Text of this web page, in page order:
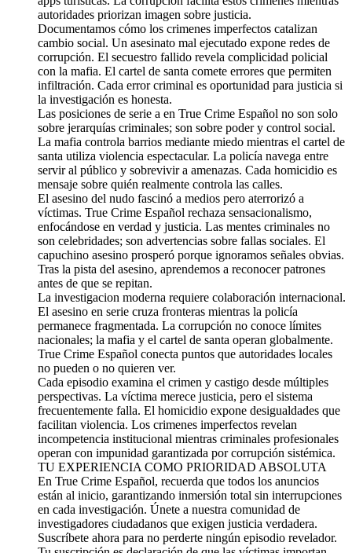
autoridades priorizan imagen sobre justicia.
Documentamos cómo los crimenes imperfectos catalizan
cambio social. Un asesinato mal ejecutado expone redes de
corrupción. El secuestro fallido revela complicidad policial
con la mafia. El cartel de santa comete errores que permiten
infiltración. Cada error criminal es oportunidad para justicia si
la investigación es honesta.
Las posiciones de serie a en True Crime Español no son solo
sobre jerarquías criminales; son sobre poder y control social.
La mafia controla barrios mediante miedo mientras el cartel de
santa utiliza violencia espectacular. La policía navega entre
servir al público y sobrevivir a amenazas. Cada homicidio es
mensaje sobre quién realmente controla las calles.
El asesino del nudo fascinó a medios pero aterrorizó a
víctimas. True Crime Español rechaza sensacionalismo,
enfocándose en verdad y justicia. Las mentes criminales no
son celebridades; son advertencias sobre fallas sociales. El
capuchino asesino prosperó porque ignoramos señales obvias.
Tras la pista del asesino, aprendemos a reconocer patrones
antes de que se repitan.
La investigacion moderna requiere colaboración internacional.
El asesino en serie cruza fronteras mientras la policía
permanece fragmentada. La corrupción no conoce límites
nacionales; la mafia y el cartel de santa operan globalmente.
True Crime Español conecta puntos que autoridades locales
no pueden o no quieren ver.
Cada episodio examina el crimen y castigo desde múltiples
perspectivas. La víctima merece justicia, pero el sistema
frecuentemente falla. El homicidio expone desigualdades que
facilitan violencia. Los crimenes imperfectos revelan
incompetencia institucional mientras criminales profesionales
operan con impunidad garantizada por corrupción sistémica.
TU EXPERIENCIA COMO PRIORIDAD ABSOLUTA
En True Crime Español, recuerda que todos los anuncios
están al inicio, garantizando inmersión total sin interrupciones
en cada investigación. Únete a nuestra comunidad de
investigadores ciudadanos que exigen justicia verdadera.
Suscríbete ahora para no perderte ningún episodio revelador.